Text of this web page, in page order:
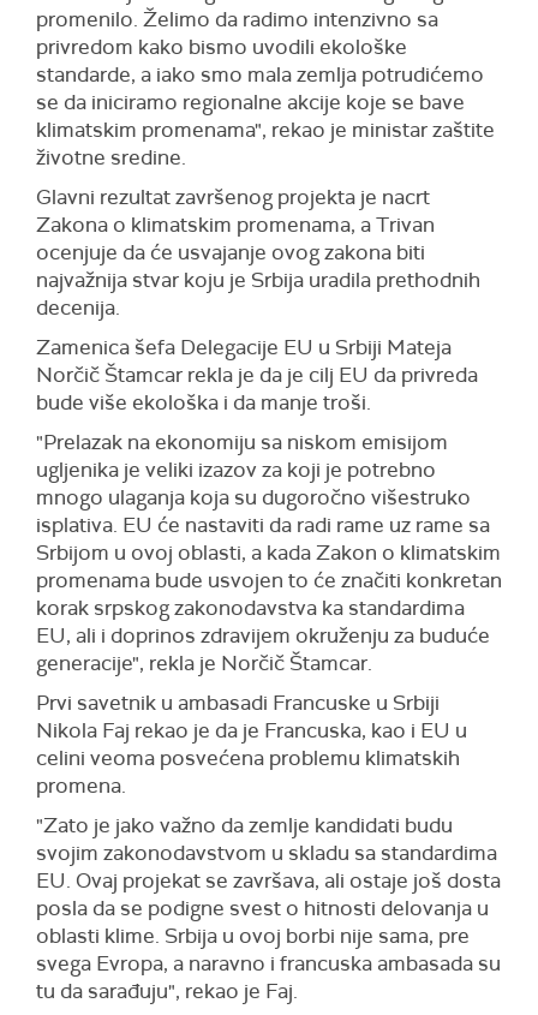
promenilo. Želimo da radimo intenzivno sa
privredom kako bismo uvodili ekološke
standarde, a iako smo mala zemlja potrudićemo
se da iniciramo regionalne akcije koje se bave
klimatskim promenama", rekao je ministar zaštite
životne sredine.
Glavni rezultat završenog projekta je nacrt
Zakona o klimatskim promenama, a Trivan
ocenjuje da će usvajanje ovog zakona biti
najvažnija stvar koju je Srbija uradila prethodnih
decenija.
Zamenica šefa Delegacije EU u Srbiji Mateja
Norčič Štamcar rekla je da je cilj EU da privreda
bude više ekološka i da manje troši.
"Prelazak na ekonomiju sa niskom emisijom
ugljenika je veliki izazov za koji je potrebno
mnogo ulaganja koja su dugoročno višestruko
isplativa. EU će nastaviti da radi rame uz rame sa
Srbijom u ovoj oblasti, a kada Zakon o klimatskim
promenama bude usvojen to će značiti konkretan
korak srpskog zakonodavstva ka standardima
EU, ali i doprinos zdravijem okruženju za buduće
generacije", rekla je Norčič Štamcar.
Prvi savetnik u ambasadi Francuske u Srbiji
Nikola Faj rekao je da je Francuska, kao i EU u
celini veoma posvećena problemu klimatskih
promena.
"Zato je jako važno da zemlje kandidati budu
svojim zakonodavstvom u skladu sa standardima
EU. Ovaj projekat se završava, ali ostaje još dosta
posla da se podigne svest o hitnosti delovanja u
oblasti klime. Srbija u ovoj borbi nije sama, pre
svega Evropa, a naravno i francuska ambasada su
tu da sarađuju", rekao je Faj.